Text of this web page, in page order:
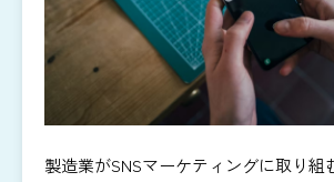
製造業がSNSマーケティングに取り組